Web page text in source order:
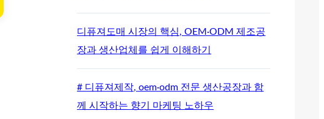
디퓨져도매 시장의 핵심, OEM·ODM 제조공
장과 생산업체를 쉽게 이해하기
# 디퓨져제작, oem·odm 전문 생산공장과 함
께 시작하는 향기 마케팅 노하우